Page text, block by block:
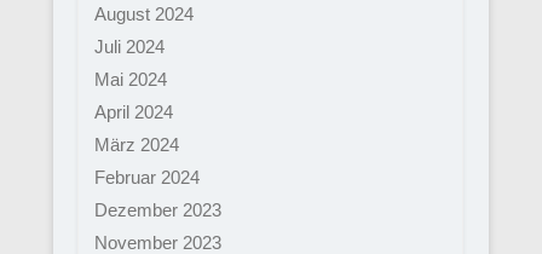
August 2024
Juli 2024
Mai 2024
April 2024
März 2024
Februar 2024
Dezember 2023
November 2023